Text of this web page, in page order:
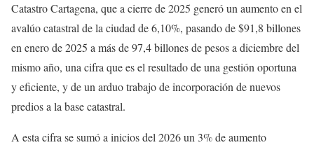
Catastro Cartagena, que a cierre de 2025 generó un aumento en el
avalúo catastral de la ciudad de 6,10%, pasando de $91,8 billones
en enero de 2025 a más de 97,4 billones de pesos a diciembre del
mismo año, una cifra que es el resultado de una gestión oportuna
y eficiente, y de un arduo trabajo de incorporación de nuevos
predios a la base catastral.
A esta cifra se sumó a inicios del 2026 un 3% de aumento